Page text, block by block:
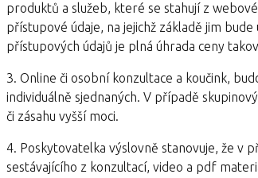
produktů a služeb, které se stahují z
přístupové údaje, na jejichž základě jim
přístupových údajů je plná úhrada ceny
3. Online či osobní konzultace a koučink,
individuálně sjednaných. V případě
či zásahu vyšší moci.
4. Poskytovatelka výslovně stanovuje, že v
sestávajícího z konzultací, video a pdf